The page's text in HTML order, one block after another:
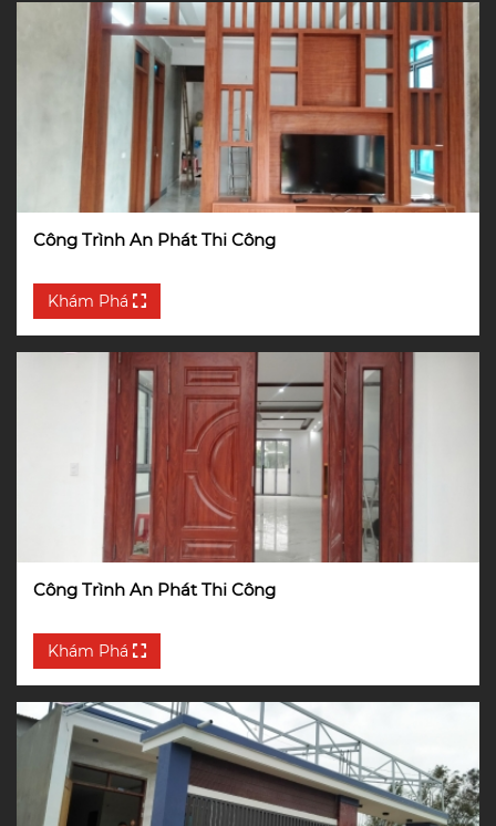
Công Trình An Phát Thi Công
Khám Phá
Công Trình An Phát Thi Công
Khám Phá